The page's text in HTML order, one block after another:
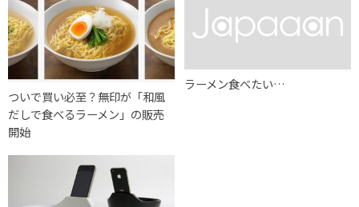
ついで買い必至？無印が「和風
だしで食べるラーメン」の販売
開始
ラーメン食べたい…